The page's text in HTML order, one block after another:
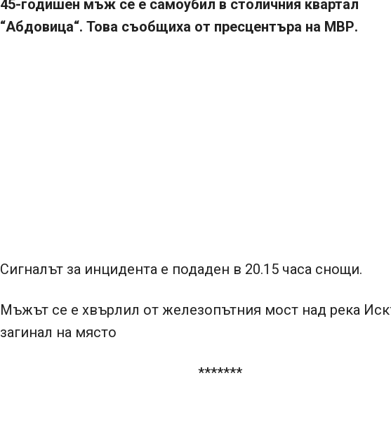
45-годишен мъж се е самоубил в столичния квартал
“Абдовица“. Това съобщиха от пресцентъра на МВР.
Сигналът за инцидента е подаден в 20.15 часа снощи.
Мъжът се е хвърлил от железопътния мост над река
загинал на място
*******